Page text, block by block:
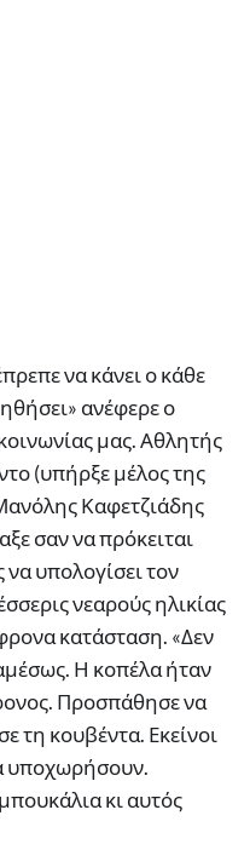
να κάνει ο κάθε
ανέφερε ο
μας. Αθλητής
(υπήρξε μέλος της
Καφετζιάδης
σαν να πρόκειται
υπολογίσει τον
νεαρούς ηλικίας
κατάσταση. «Δεν
Η κοπέλα ήταν
Προσπάθησε να
τη κουβέντα. Εκείνοι
υποχωρήσουν.
κι αυτός